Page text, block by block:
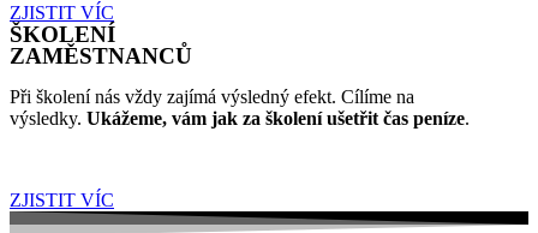
ZJISTIT VÍC
ŠKOLENÍ
ZAMĚSTNANCŮ
Při školení nás vždy zajímá výsledný efekt. Cílíme na
výsledky. Ukážeme, vám jak za školení ušetřit čas peníze.
ZJISTIT VÍC